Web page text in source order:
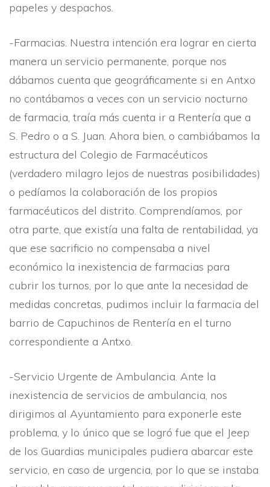
papeles y despachos.
-Farmacias. Nuestra intención era lograr en cierta
manera un servicio permanente, porque nos
dábamos cuenta que geográficamente si en Antxo
no contábamos a veces con un servicio nocturno
de farmacia, traí­a más cuenta ir a Renterí­a que a
S. Pedro o a S. Juan. Ahora bien, o cambiábamos la
estructura del Colegio de Farmacéuticos
(verdadero milagro lejos de nuestras posibilidades)
o pedí­amos la colaboración de los propios
farmacéuticos del distrito. Comprendí­amos, por
otra parte, que existí­a una falta de rentabilidad, ya
que ese sacrificio no compensaba a nivel
económico la inexistencia de farmacias para
cubrir los turnos, por lo que ante la necesidad de
medidas concretas, pudimos incluir la farmacia del
barrio de Capuchinos de Renterí­a en el turno
correspondiente a Antxo.
-Servicio Urgente de Ambulancia. Ante la
inexistencia de servicios de ambulancia, nos
dirigimos al Ayuntamiento para exponerle este
problema, y lo único que se logró fue que el Jeep
de los Guardias municipales pudiera abarcar este
servicio, en caso de urgencia, por lo que se instaba